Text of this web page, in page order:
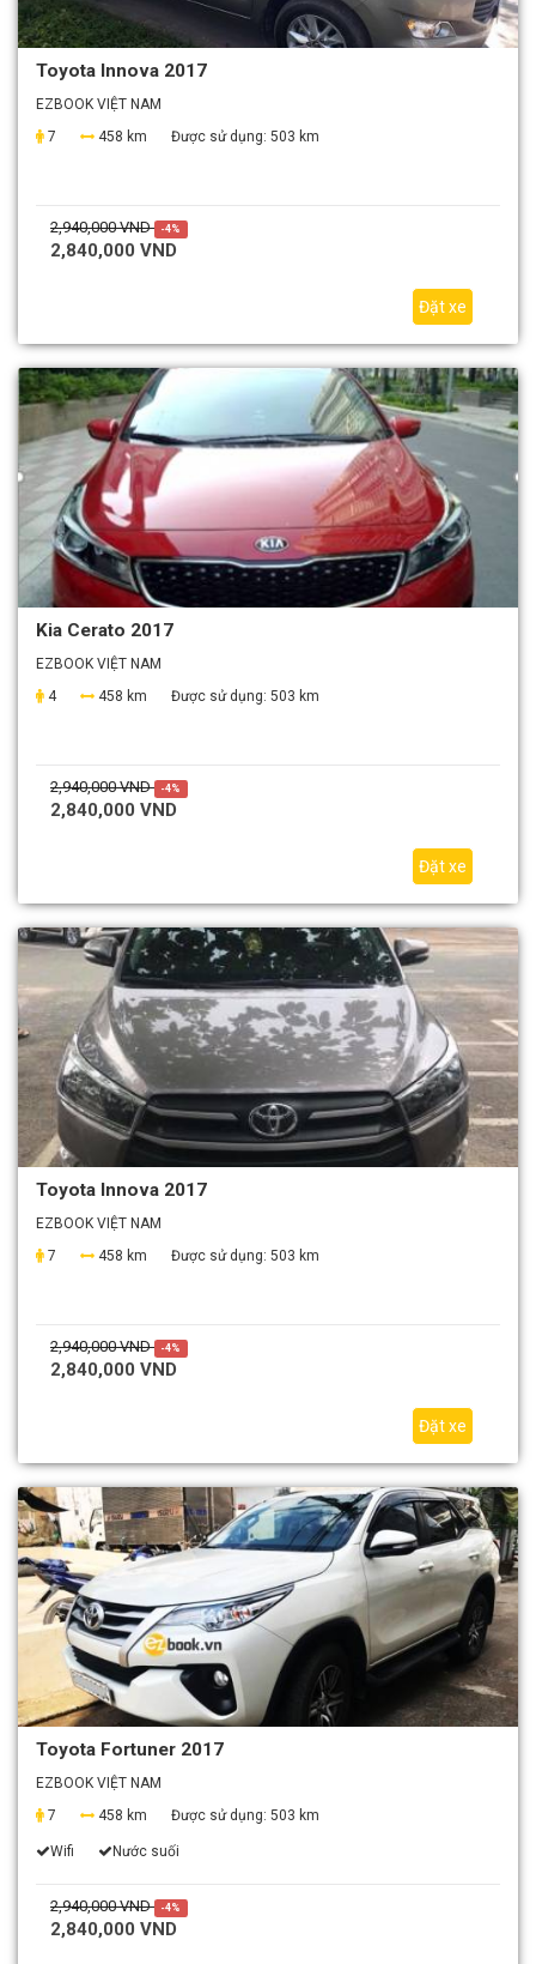
Toyota Innova 2017
EZBOOK VIỆT NAM
7
458 km Được sử dụng: 503 km
2,940,000 VND -4%
2,840,000 VND
Đặt xe
Kia Cerato 2017
EZBOOK VIỆT NAM
4
458 km Được sử dụng: 503 km
2,940,000 VND -4%
2,840,000 VND
Đặt xe
Toyota Innova 2017
EZBOOK VIỆT NAM
7
458 km Được sử dụng: 503 km
2,940,000 VND -4%
2,840,000 VND
Đặt xe
Toyota Fortuner 2017
EZBOOK VIỆT NAM
7
458 km Được sử dụng: 503 km
Wifi Nước suối
2,940,000 VND -4%
2,840,000 VND